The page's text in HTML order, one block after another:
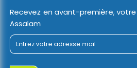
Recevez en avant-première,
Assalam